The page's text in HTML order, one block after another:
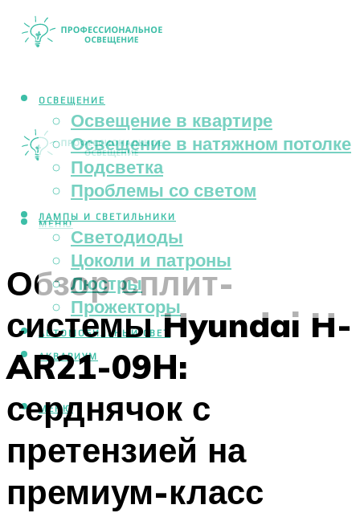
ОСВЕЩЕНИЕ
Освещение в квартире
Освещение в натяжном потолке
Подсветка
Проблемы со светом
ЛАМПЫ И СВЕТИЛЬНИКИ
Светодиоды
Цоколи и патроны
Люстры
Прожекторы
АВТОМОБИЛЬНЫЙ СВЕТ
АКВАРИУМ
МЕНЮ
МЕНЮ
Обзор сплит-
системы Hyundai H-
AR21-09H:
серднячок с
претензией на
премиум-класс